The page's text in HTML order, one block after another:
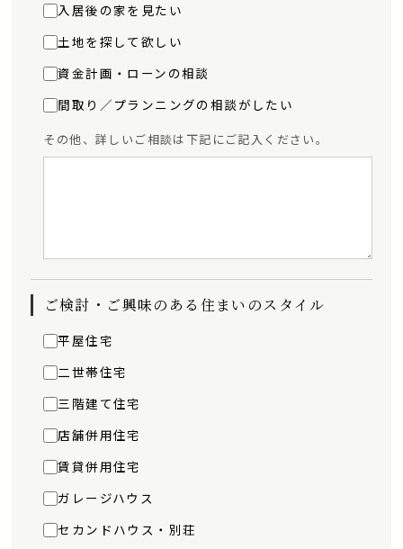
入居後の家を見たい
土地を探して欲しい
資金計画・ローンの相談
間取り／プランニングの相談がしたい
その他、詳しいご相談は下記にご記入ください。
ご検討・ご興味のある住まいのスタイル
平屋住宅
二世帯住宅
三階建て住宅
店舗併用住宅
賃貸併用住宅
ガレージハウス
セカンドハウス・別荘